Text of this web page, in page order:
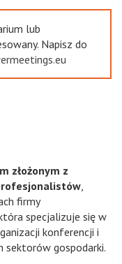
lub
Napisz do
złożonym z
firmy
specjalizuje się w
konferencji i
sektorów gospodarki.